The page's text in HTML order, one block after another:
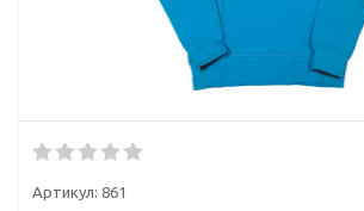
Артикул: 861